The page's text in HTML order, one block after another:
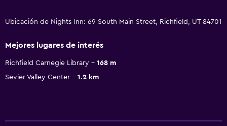
Ubicación de Nights Inn: 69 South Main Street, Richfield, UT 84701
Mejores lugares de interés
Richfield Carnegie Library
168 m
Sevier Valley Center
1.2 km